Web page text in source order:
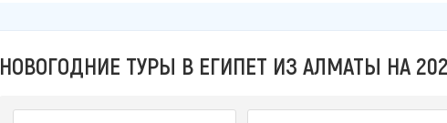
НОВОГОДНИЕ ТУРЫ В ЕГИПЕТ ИЗ АЛМАТЫ НА